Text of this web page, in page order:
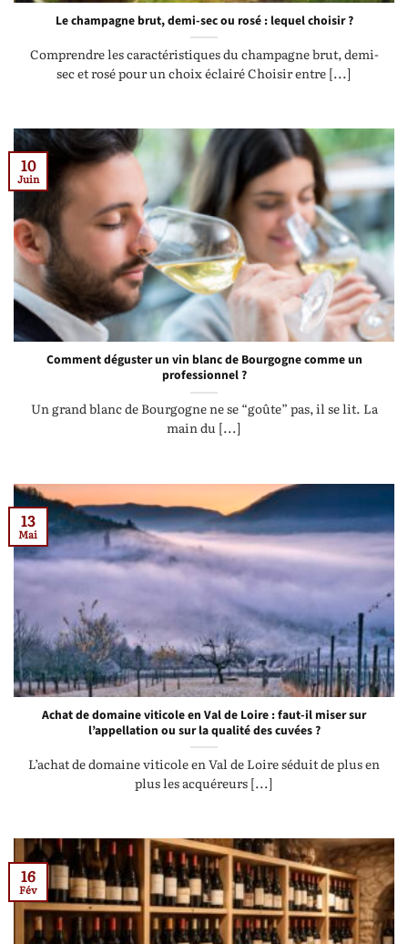
Le champagne brut, demi-sec ou rosé : lequel choisir ?
Comprendre les caractéristiques du champagne brut, demi-
sec et rosé pour un choix éclairé Choisir entre [...]
Comment déguster un vin blanc de Bourgogne comme un
professionnel ?
Un grand blanc de Bourgogne ne se “goûte” pas, il se lit. La
main du [...]
10
Juin
Achat de domaine viticole en Val de Loire : faut-il miser sur
l’appellation ou sur la qualité des cuvées ?
L’achat de domaine viticole en Val de Loire séduit de plus en
plus les acquéreurs [...]
13
Mai
16
Fév